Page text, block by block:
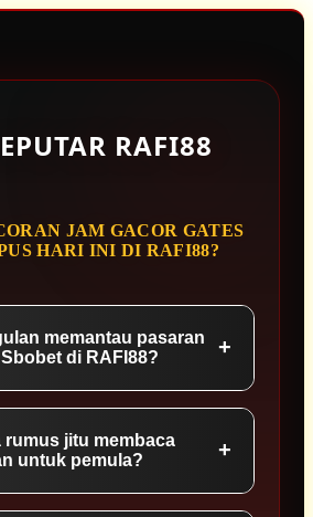
RAFI88
JAM GACOR GATES
HARI INI DI RAFI88?
memantau pasaran
di RAFI88?
+
OVER UNDER SBOBET
MALAM INI
rumus jitu membaca
untuk pemula?
+